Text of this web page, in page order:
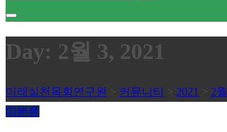
Day: 2월 3, 2021
미래실천목회연구원 > 커뮤니티 > 2021 > 2월
미분류